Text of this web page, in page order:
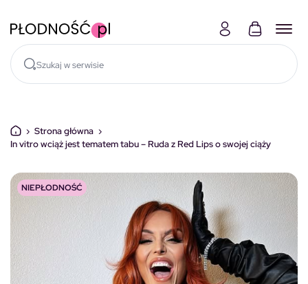
› Strona główna ›
In vitro wciąż jest tematem tabu – Ruda z Red Lips o swojej ciąży
NIEPŁODNOŚĆ